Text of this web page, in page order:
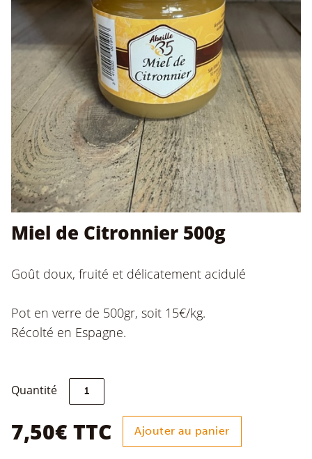
Miel de Citronnier 500g
Goût doux, fruité et délicatement acidulé
Pot en verre de 500gr, soit 15€/kg.
Récolté en Espagne.
Quantité quantité
Miel
de
Citronnier
7,50€ TTC Ajouter au panier